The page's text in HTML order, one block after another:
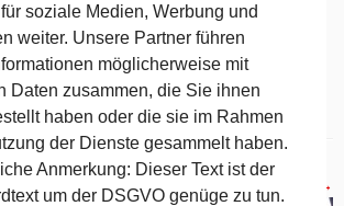
191251
2022mit den Abmessungen 1280 × 960
.
Nächstes →
soziale Medien, Werbung und
weiter. Unsere Partner führen
möglicherweise mit
Daten zusammen, die Sie ihnen
haben oder die sie im Rahmen
der Dienste gesammelt haben.
Anmerkung: Dieser Text ist der
um der DSGVO genüge zu tun.